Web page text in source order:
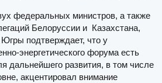
федеральных министров, а также
Белоруссии и Казахстана,
подтверждает, что у
энергетического форума есть
дальнейшего развития, в том числе
акцентировал внимание